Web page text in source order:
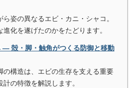
姿の異なるエビ・カニ・シャコ。
化を遂げたのかをたどります。
― 殻・脚・触角がつくる防御と移動
の構造は、エビの生存を支える重要
の特徴を解説します。